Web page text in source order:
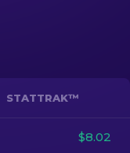
STATTRAK™
$8.02